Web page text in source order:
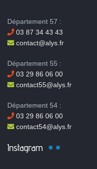
Département 57 :
03 87 34 43 43
contact@alys.fr
Département 55 :
03 29 86 06 00
contact55@alys.fr
Département 54 :
03 29 86 06 00
contact54@alys.fr
Instagram